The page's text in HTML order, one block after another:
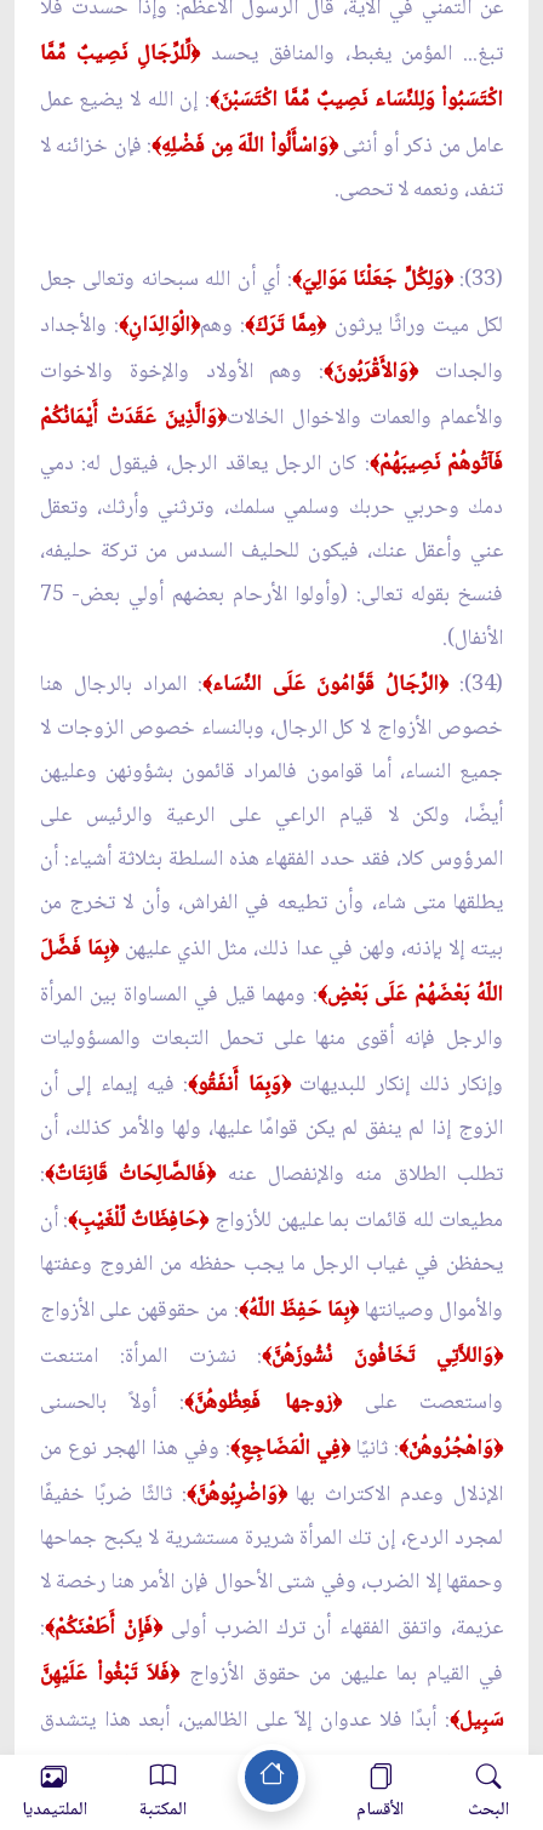
عن التمني في الآية، قال الرسول الأعظم: وإذا حسدت فلا
تبغ... المؤمن يغبط، والمنافق يحسد﴿لِّلرِّجَالِ نَصِيبٌ مِّمَّا
اكْتَسَبُواْ وَلِلنِّسَاء نَصِيبٌ مِّمَّا اكْتَسَبْنَ﴾: إن الله لا يضيع عمل
عامل من ذكر أو أنثى﴿وَاسْأَلُواْ اللّهَ مِن فَضْلِهِ﴾: فإن خزائنه لا
تنفد، ونعمه لا تحصى.
(33): ﴿وَلِكُلٍّ جَعَلْنَا مَوَالِيَ﴾: أي أن الله سبحانه وتعالى جعل
لكل ميت وراثًا يرثون﴿مِمَّا تَرَكَ﴾: وهم﴿الْوَالِدَانِ﴾: والأجداد
والجدات﴿وَالأَقْرَبُونَ﴾: وهم الأولاد والإخوة والاخوات
والأعمام والعمات والاخوال الخالات﴿وَالَّذِينَ عَقَدَتْ أَيْمَانُكُمْ
فَآتُوهُمْ نَصِيبَهُمْ﴾: كان الرجل يعاقد الرجل، فيقول له: دمي
دمك وحربي حربك وسلمي سلمك، وترثني وأرثك، وتعقل
عني وأعقل عنك، فيكون للحليف السدس من تركة حليفه،
فنسخ بقوله تعالى: (وأولوا الأرحام بعضهم أولي بعض- 75
الأنفال).
(34):
﴿الرِّجَالُ قَوَّامُونَ عَلَى النِّسَاء﴾: المراد بالرجال هنا
خصوص الأزواج لا كل الرجال، وبالنساء خصوص الزوجات لا
جميع النساء، أما قوامون فالمراد قائمون بشؤونهن وعليهن
أيضًا، ولكن لا قيام الراعي على الرعية والرئيس على
المرؤوس كلا، فقد حدد الفقهاء هذه السلطة بثلاثة أشياء: أن
يطلقها متى شاء، وأن تطيعه في الفراش، وأن لا تخرج من
بيته إلا بإذنه، ولهن في عدا ذلك، مثل الذي عليهن﴿بِمَا فَضَّلَ
اللّهُ بَعْضَهُمْ عَلَى بَعْضٍ﴾: ومهما قيل في المساواة بين المرأة
والرجل فإنه أقوى منها على تحمل التبعات والمسؤوليات
وإنكار ذلك إنكار للبديهات﴿وَبِمَا أَنفَقُو﴾: فيه إيماء إلى أن
الزوج إذا لم ينفق لم يكن قوامًا عليها، ولها والأمر كذلك، أن
تطلب الطلاق منه والإنفصال عنه﴿فَالصَّالِحَاتُ قَانِتَاتٌ﴾:
مطيعات لله قائمات بما عليهن للأزواج﴿حَافِظَاتٌ لِّلْغَيْبِ﴾: أن
يحفظن في غياب الرجل ما يجب حفظه من الفروج وعفتها
والأموال وصيانتها﴿بِمَا حَفِظَ اللّهُ﴾: من حقوقهن على الأزواج
﴿وَاللاَّتِي تَخَافُونَ نُشُوزَهُنَّ﴾: نشزت المرأة: امتنعت
واستعصت على﴿زوجها فَعِظُوهُنَّ﴾: أولاً بالحسنى
﴿وَاهْجُرُوهُنّ﴾: ثانيًا﴿فِي الْمَضَاجِعِ﴾: وفي هذا الهجر نوع من
الإذلال وعدم الاكتراث بها﴿وَاضْرِبُوهُنَّ﴾: ثالثًا ضربًا خفيفًا
لمجرد الردع، إن تك المرأة شريرة مستشرية لا يكبح جماحها
وحمقها إلا الضرب، وفي شتى الأحوال فإن الأمر هنا رخصة لا
عزيمة، واتفق الفقهاء أن ترك الضرب أولى﴿فَإِنْ أَطَعْنَكُمْ﴾:
في القيام بما عليهن من حقوق الأزواج﴿فَلاَ تَبْغُواْ عَلَيْهِنَّ
سَبِيل﴾: أبدًا فلا عدوان إلاّ على الظالمين، أبعد هذا يتشدق
ويتحذلق من في نفسه مرض، ويقول: انظروا يا ناس كيف
أباح الإسلام ضرب الزوجة مطلقًا بلا قيد أو شرط؟
إِنَّ اللّهَ البحث الأقسام المكتبة الملتيمديا